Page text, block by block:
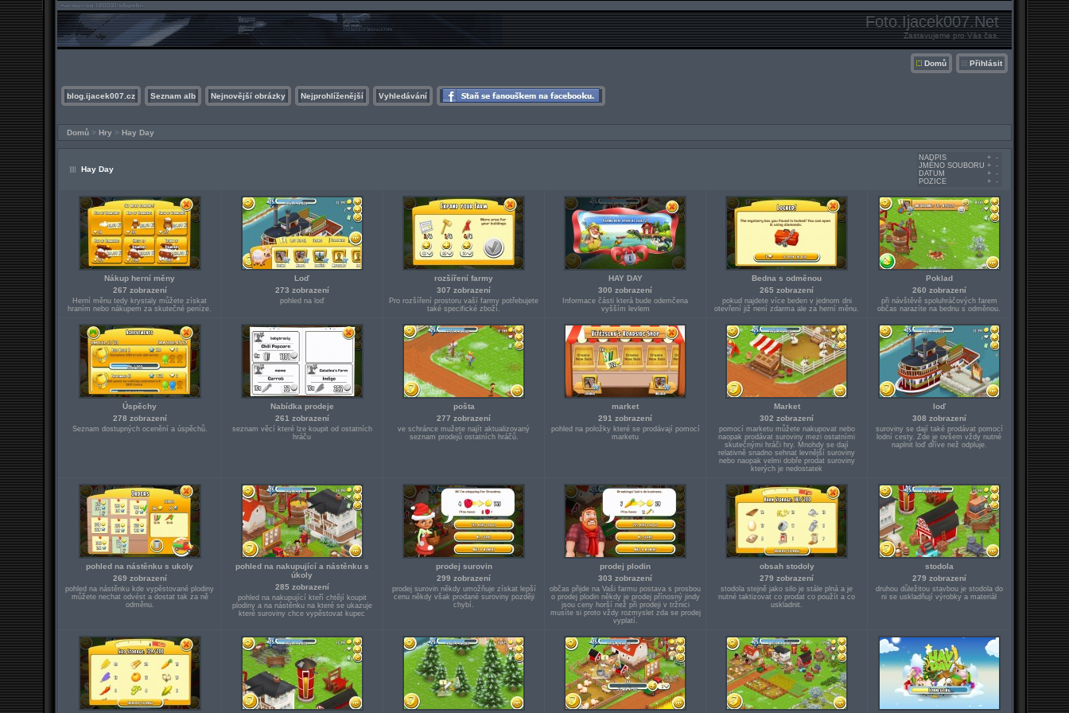
Foto.Ijacek007.Net
Zastavujeme pro Vás čas.
Domů Přihlásit
blog.ijacek007.cz Seznam alb Nejnovější obrázky Nejprohlíženější Vyhledávání
Domů > Hry > Hay Day
Hay Day
NADPIS + -
JMÉNO SOUBORU + -
DATUM
+ -
POZICE
+ -
Nákup herní měny
267 zobrazení
Herní měnu tedy krystaly můžete získat
hraním nebo nákupem za skutečné peníze.
Loď
273 zobrazení
pohled na loď
rozšíření farmy
307 zobrazení
Pro rozšíření prostoru vaší farmy potřebujete
také specifické zboží.
HAY DAY
300 zobrazení
Informace části která bude odemčena
vyšším levlem
Bedna s odměnou
265 zobrazení
pokud najdete více beden v jednom dni
otevření již není zdarma ale za herní měnu.
Poklad
260 zobrazení
při návštěvě spoluhráčových farem
občas narazíte na bednu s odměnou.
Úspěchy
278 zobrazení
Seznam dostupných ocenění a úspěchů.
Nabídka prodeje
261 zobrazení
seznam věcí které lze koupit od ostatních
hráču
pošta
277 zobrazení
ve schránce mužete najít aktualizovaný
seznam prodejů ostatních hráčů.
market
291 zobrazení
pohled na položky které se prodávají pomocí
marketu
Market
302 zobrazení
pomocí marketu můžete nakupovat nebo
naopak prodávat suroviny mezi ostatními
skutečnými hráči hry. Mnohdy se dají
relativně snadno sehnat levnější suroviny
nebo naopak velmi dobře prodat suroviny
kterých je nedostatek
loď
308 zobrazení
suroviny se dají také prodávat pomocí
lodní cesty. Zde je ovšem vždy nutné
naplnit loď dříve než odpluje.
pohled na nástěnku s ukoly
269 zobrazení
pohled na nástěnku kde vypěstované plodiny
můžete nechat odvést a dostat tak za ně
odměnu.
pohled na nakupující a nástěnku s
úkoly
285 zobrazení
pohled na nakupující kteří chtějí koupit
plodiny a na nástěnku na které se ukazuje
které suroviny chce vypěstovat kupec
prodej surovin
299 zobrazení
prodej surovin někdy umožňuje získat lepší
cenu někdy však prodané suroviny později
chybí.
prodej plodin
303 zobrazení
občas přijde na Vaši farmu postava s prosbou
o prodej plodin někdy je prodej přínosný jindy
jsou ceny horší než při prodeji v tržnici
musíte si proto vždy rozmyslet zda se prodej
vyplatí.
obsah stodoly
279 zobrazení
stodola stejně jako silo je stále plná a je
nutné taktizovat co prodat co použít a co
uskladnit.
stodola
279 zobrazení
druhou důležitou stavbou je stodola do
ni se uskladňují výrobky a materiál